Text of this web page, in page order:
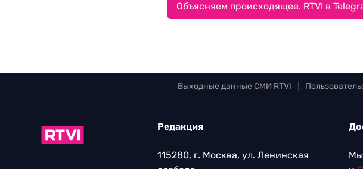
Объясняем происходящее. RTVI в
Выходные данные СМИ RTVI
Редакция
115280, г. Москва, ул. Ленинская